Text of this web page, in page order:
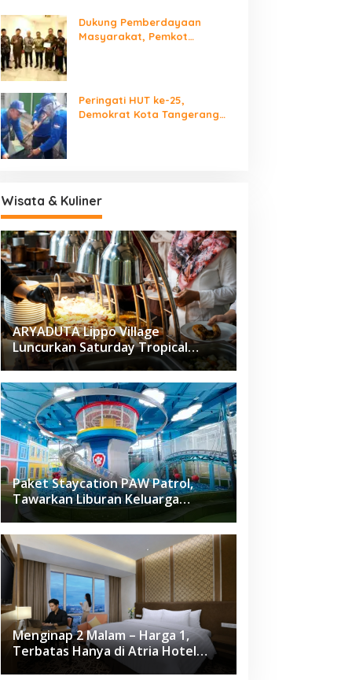
Dukung Pemberdayaan
Masyarakat, Pemkot
Peringati HUT ke-25,
Demokrat Kota Tangerang
Wisata & Kuliner
ARYADUTA Lippo Village
Luncurkan Saturday Tropical
Brunch
Paket Staycation PAW Patrol,
Tawarkan Liburan Keluarga
Menyenangkan Hanya di Herloom
Hotel BSD
Menginap 2 Malam – Harga 1,
Terbatas Hanya di Atria Hotel